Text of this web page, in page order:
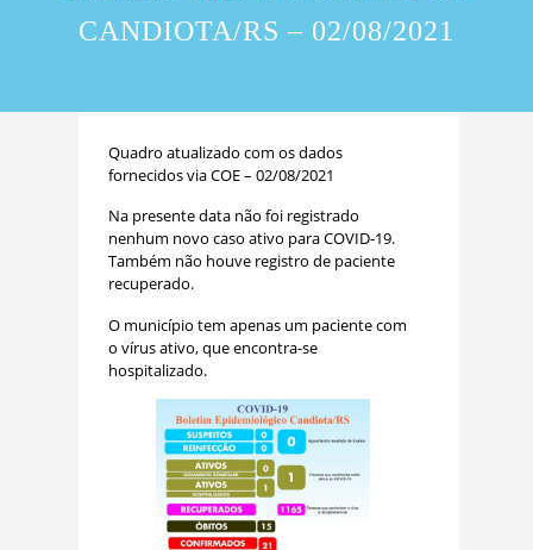
CANDIOTA/RS – 02/08/2021
Quadro atualizado com os dados
fornecidos via COE – 02/08/2021
Na presente data não foi registrado
nenhum novo caso ativo para COVID-19.
Também não houve registro de paciente
recuperado.
O município tem apenas um paciente com
o vírus ativo, que encontra-se
hospitalizado.